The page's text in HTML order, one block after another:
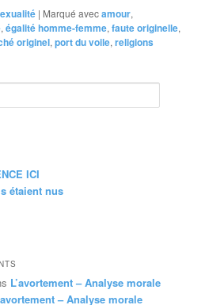
| Marqué avecamour,
,égalité homme-femme,faute originelle,
originel,port du voile,religions
ICI
étaient nus
L’avortement – Analyse morale
– Analyse morale